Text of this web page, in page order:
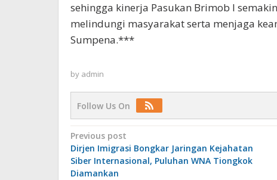
sehingga kinerja Pasukan Brimob I
melindungi masyarakat serta menjaga
Sumpena.***
by admin
Follow Us On
Post
navigation
Previous post
Dirjen Imigrasi Bongkar Jaringan Kejahatan
Siber Internasional, Puluhan WNA Tiongkok
Diamankan